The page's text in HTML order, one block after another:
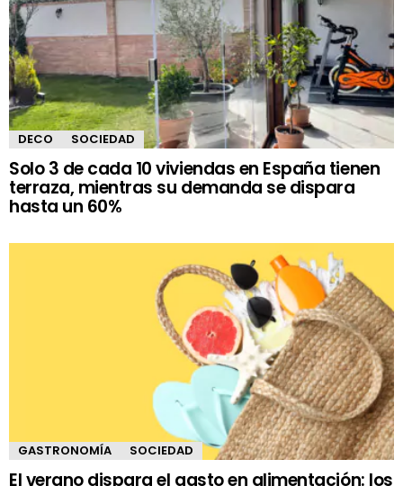
DECO SOCIEDAD
Solo 3 de cada 10 viviendas en España tienen
terraza, mientras su demanda se dispara
hasta un 60%
GASTRONOMÍA SOCIEDAD
El verano dispara el gasto en alimentación: los